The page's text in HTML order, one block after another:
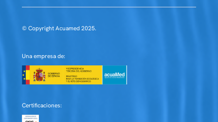
© Copyright Acuamed 2025.
Una empresa de:
Certificaciones: